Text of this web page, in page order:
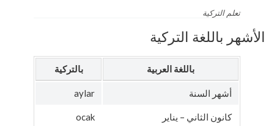
تعلم التركية
الأشهر باللغة التركية
باللغة العربية بالتركية
أشهر السنة aylar
كانون الثاني – يناير ocak